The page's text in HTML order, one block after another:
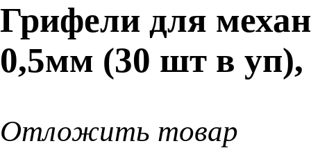
Грифели для
0,5мм (30 шт в
Отложить товар